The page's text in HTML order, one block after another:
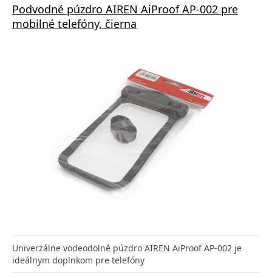
Podvodné púzdro AIREN AiProof AP-002 pre
mobilné telefóny, čierna
Univerzálne vodeodolné púzdro AIREN AiProof AP-002 je
ideálnym doplnkom pre telefóny